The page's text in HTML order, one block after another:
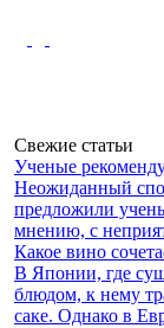
Свежие статьи
Ученые
Неожиданный
предложили
мнению, с
Какое вино
В Японии, где
блюдом, к нему
саке. Однако в